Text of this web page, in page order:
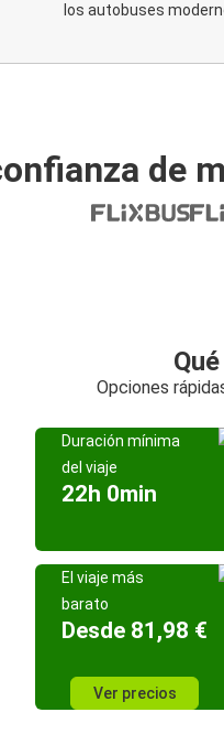
los autobuses
de
Opciones
Duración mínima
del viaje
22h 0min
El viaje más
barato
Desde 81,98 €
Ver precios